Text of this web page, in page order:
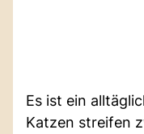
Es ist ein
Katzen streifen